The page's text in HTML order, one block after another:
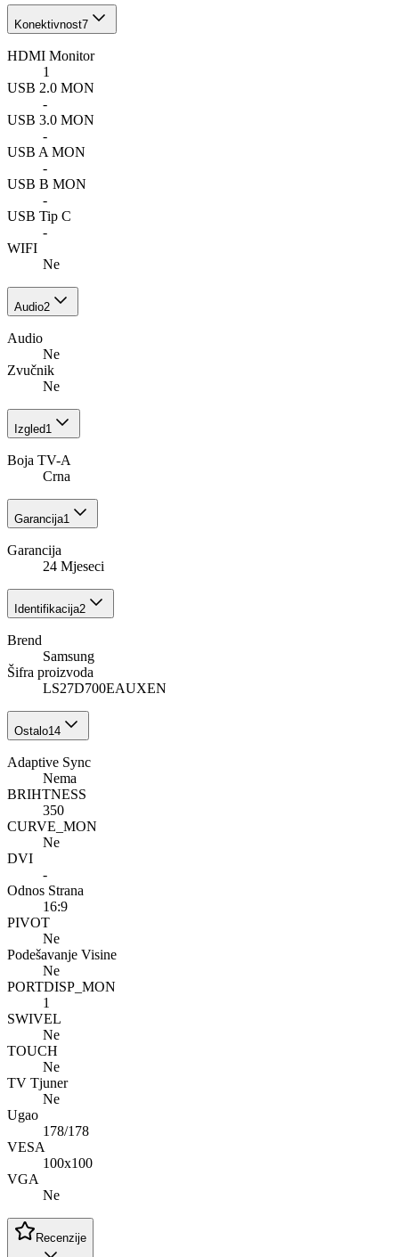
Konektivnost7
HDMI Monitor
1
USB 2.0 MON
-
USB 3.0 MON
-
USB A MON
-
USB B MON
-
USB Tip C
-
WIFI
Ne
Audio2
Audio
Ne
Zvučnik
Ne
Izgled1
Boja TV-A
Crna
Garancija1
Garancija
24 Mjeseci
Identifikacija2
Brend
Samsung
Šifra proizvoda
LS27D700EAUXEN
Ostalo14
Adaptive Sync
Nema
BRIHTNESS
350
CURVE_MON
Ne
DVI
-
Odnos Strana
16:9
PIVOT
Ne
Podešavanje Visine
Ne
PORTDISP_MON
1
SWIVEL
Ne
TOUCH
Ne
TV Tjuner
Ne
Ugao
178/178
VESA
100x100
VGA
Ne
Recenzije